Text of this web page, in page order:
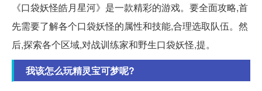
《口袋妖怪皓月星河》是一款精彩的游戏。要全面攻略,首
先需要了解各个口袋妖怪的属性和技能,合理选取队伍。然
后,探索各个区域,对战训练家和野生口袋妖怪,提。
我该怎么玩精灵宝可梦呢?